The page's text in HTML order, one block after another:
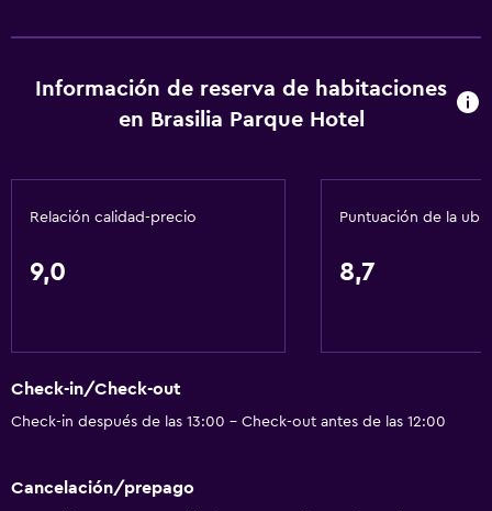
Información de reserva de habitaciones
en Brasilia Parque Hotel
Relación calidad-precio
9,0
Puntuación de la
8,7
Check-in/Check-out
Check-in después de las 13:00 - Check-out antes de las 12:00
Cancelación/prepago